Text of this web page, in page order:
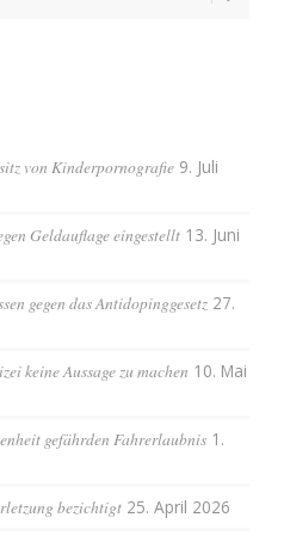
von Kinderpornografie 9. Juli
Geldauflage eingestellt 13. Juni
gegen das Antidopinggesetz 27.
keine Aussage zu machen 10. Mai
gefährden Fahrerlaubnis 1.
bezichtigt 25. April 2026